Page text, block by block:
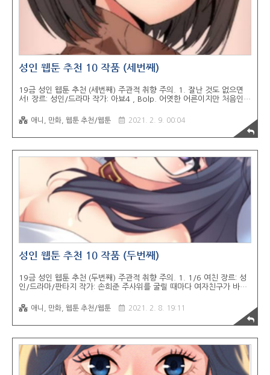
성인 웹툰 추천 10 작품 (세번째)
19금 성인 웹툰 추천 (세번째) 주관적 취향 주의. 1. 잘난 것도 없으면
서! 장르: 성인/드라마 작가: 아뵤4 , Bolp. 어엿한 어른이지만 처음인
웃사이더인 수진과 인연이 되지만 겉으론 서로 무심한 사이다. 하지만
자신을 무시하면서도 밀어내지 않는 그녀의 도발에 준현은 혼란스럽기
만 한데... 2. 멋진 신세계 장르: 성인/드라마 작가: 고손작, 윤곤지 우리
명까지 씌워져 죄인마냥 움츠리고 다닌다. 그러던 어느날 갑작스러운 통
보로 인사발령을 받게 되고, 따지듯 찾아간 팀장님은 호승에게 유혹적이
게 몸을 맡기는 것으로 대답을 대신하는데... 3. 몽글몽글 하리하숙 장..
애니, 만화, 웹툰 추천/웹툰 2021. 2. 9. 00:04
성인 웹툰 추천 10 작품 (두번째)
19금 성인 웹툰 추천 (두번째) 주관적 취향 주의. 1. 1/6 여친 장르: 성
인/드라마/판타지 작가: 손희준 주사위를 굴릴 때마다 여자친구가 바뀐
위로 인해 철벽 같던 나의 여친이 개방적이거나 귀엽거나 섹시한 타입
등으로 바뀌어 버렸어. 처음에는 혼란스러웠지만, 피할 수 없다면 즐겨
보는(?) 것도 나쁘지 않겠지? 2. 첫사랑의 딸 장르: 성인/드라마 작가:
그녀를 대신해 그녀의 딸이 내게 왔다...? 첫사랑의 딸, 그녀와의 위험천
만 로맨스! 3. H캠 장르: 성인/드라마/코미디 작가: 푸타로, Y君 동정남
도 스타가 될 수 있다! 신한류를 주도하는 배우 도전기! ..
애니, 만화, 웹툰 추천/웹툰 2021. 2. 8. 19:11